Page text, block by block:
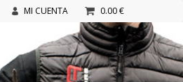
MI CUENTA 0.00 €